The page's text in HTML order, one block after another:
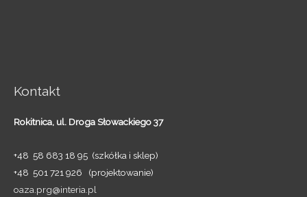
Kontakt
Rokitnica, ul. Droga Słowackiego 37
+48 58 683 18 95 (szkółka i sklep)
+48 501 721 926 (projektowanie)
oaza.prg@interia.pl